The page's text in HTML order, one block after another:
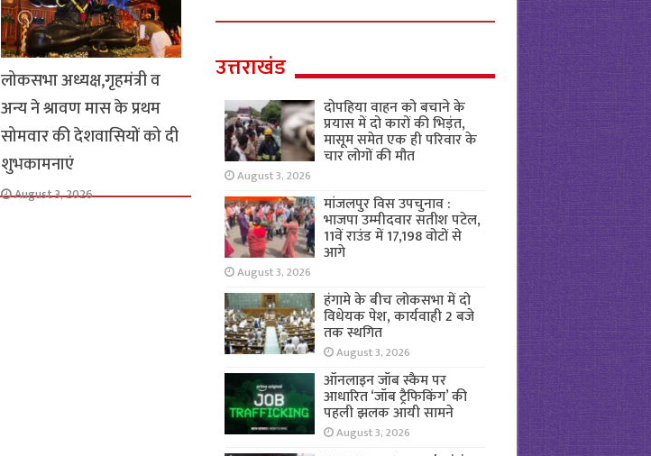
लोकसभा अध्यक्ष,गृहमंत्री व
अन्य ने श्रावण मास के प्रथम
सोमवार की देशवासियों को दी
शुभकामनाएं
August 3, 2026
उत्तराखंड
दोपहिया वाहन को बचाने के
प्रयास में दो कारों की भिड़ंत,
मासूम समेत एक ही परिवार के
चार लोगों की मौत
August 3, 2026
मांजलपुर विस उपचुनाव :
भाजपा उम्मीदवार सतीश पटेल,
11वें राउंड में 17,198 वोटों से
आगे
August 3, 2026
हंगामे के बीच लोकसभा में दो
विधेयक पेश, कार्यवाही 2 बजे
तक स्थगित
August 3, 2026
ऑनलाइन जॉब स्कैम पर
आधारित ‘जॉब ट्रैफिकिंग’ की
पहली झलक आयी सामने
August 3, 2026